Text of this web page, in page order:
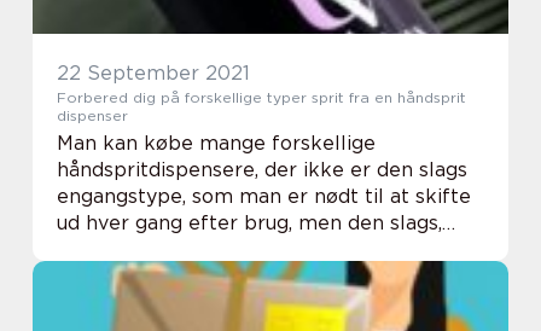
22 September 2021
Forbered dig på forskellige typer sprit fra en håndsprit
dispenser
Man kan købe mange forskellige
håndspritdispensere, der ikke er den slags
engangstype, som man er nødt til at skifte
ud hver gang efter brug, men den slags,
butikker og forretninger eller på hospitaler,
så folk ...